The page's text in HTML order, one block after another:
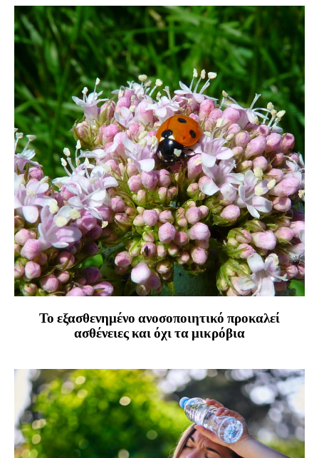
Το εξασθενημένο ανοσοποιητικό προκαλεί
ασθένειες και όχι τα μικρόβια